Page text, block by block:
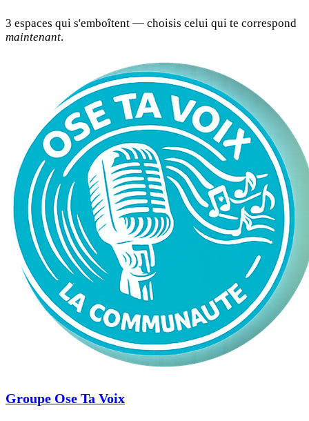
3 espaces qui s'emboîtent — choisis celui qui te correspond
maintenant.
Groupe Ose Ta Voix